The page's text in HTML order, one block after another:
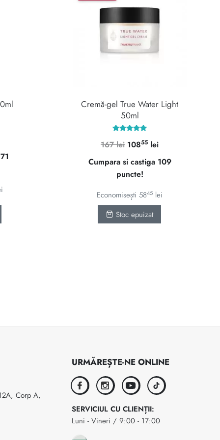
Cremă-gel True Water Light
50ml
5.00
din 5
167lei Prețul
inițial
fost:
167 lei.
10855 leiPrețul
curent
este:
Cumpara si castiga 109
puncte!
Economisești 5845 lei
Stoc epuizat
Corp A,
URMĂREȘTE-NE ONLINE
facebookinstagramyoutubetiktok
SERVICIUL CU CLIENȚII:
Luni - Vineri / 9:00 - 17:00